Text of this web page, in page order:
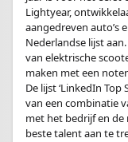
Lightyear,
aangedreven auto’s
Nederlandse lijst
van elektrische
maken met een
De lijst ‘LinkedIn
van een combinatie
met het bedrijf en
beste talent aan te